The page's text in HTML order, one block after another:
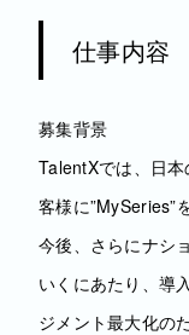
仕事内容
募集背景
TalentXでは、日
客様に”MySeries”
今後、さらにナシ
いくにあたり、導
ジメント最大化の